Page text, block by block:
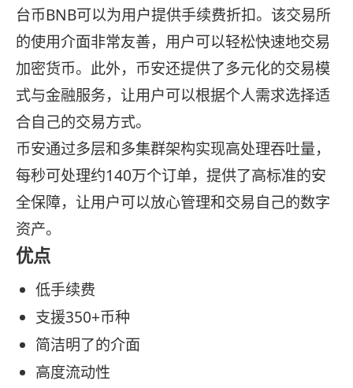
台币BNB可以为用户提供手续费折扣。该交易所
的使用介面非常友善，用户可以轻松快速地交易
加密货币。此外，币安还提供了多元化的交易模
式与金融服务，让用户可以根据个人需求选择适
合自己的交易方式。
币安通过多层和多集群架构实现高处理吞吐量，
每秒可处理约140万个订单，提供了高标准的安
全保障，让用户可以放心管理和交易自己的数字
资产。
优点
低手续费
支援350+币种
简洁明了的介面
高度流动性